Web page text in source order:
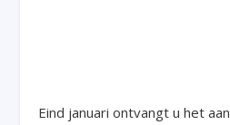
Eind januari ontvangt u het